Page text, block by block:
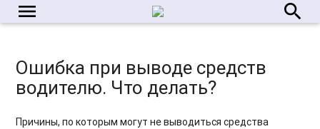
menu search
Ошибка при выводе средств
водителю. Что делать?
Причины, по которым могут не выводиться средства